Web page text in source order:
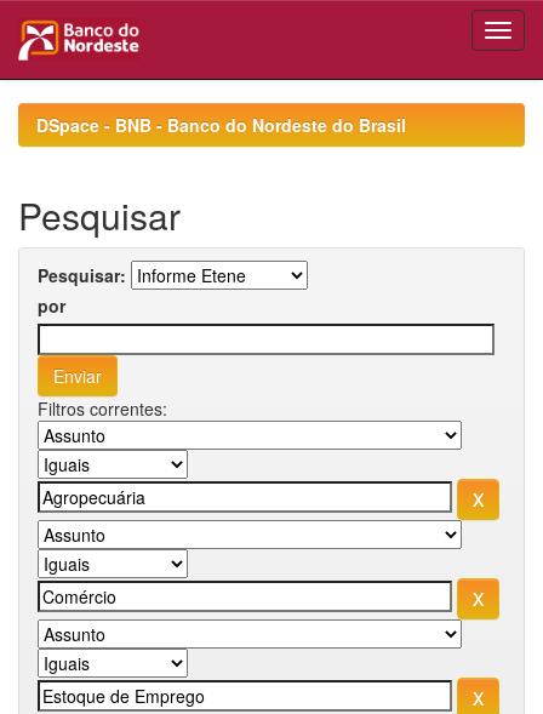
navigationDSpace - BNB - Banco do Nordeste do Brasil
Pesquisar
Pesquisar:
por
Filtros correntes: